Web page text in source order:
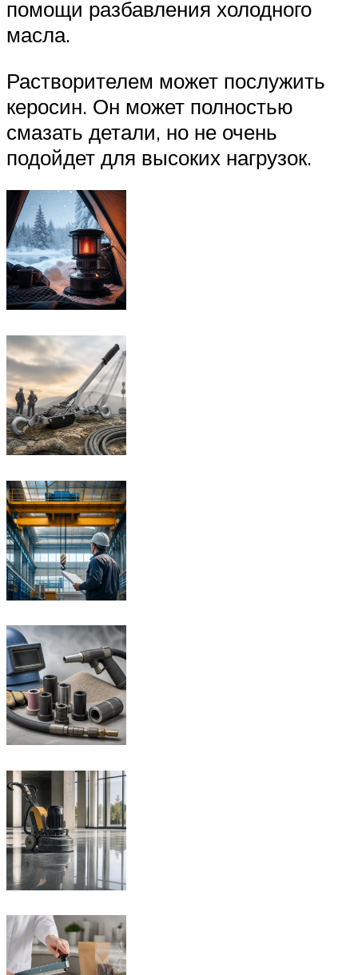
помощи разбавления холодного
масла.
Растворителем может послужить
керосин. Он может полностью
смазать детали, но не очень
подойдет для высоких нагрузок.